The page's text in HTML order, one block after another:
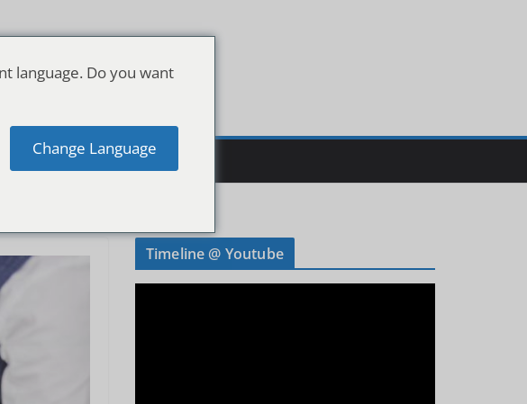
Timeline @ Youtube
language. Do you want
Change Language